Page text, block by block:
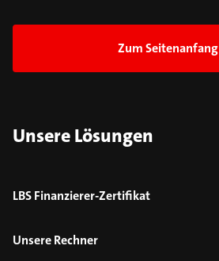
Zum Seitenanfang
Unsere Lösungen
LBS Finanzierer-Zertifikat
Unsere Rechner